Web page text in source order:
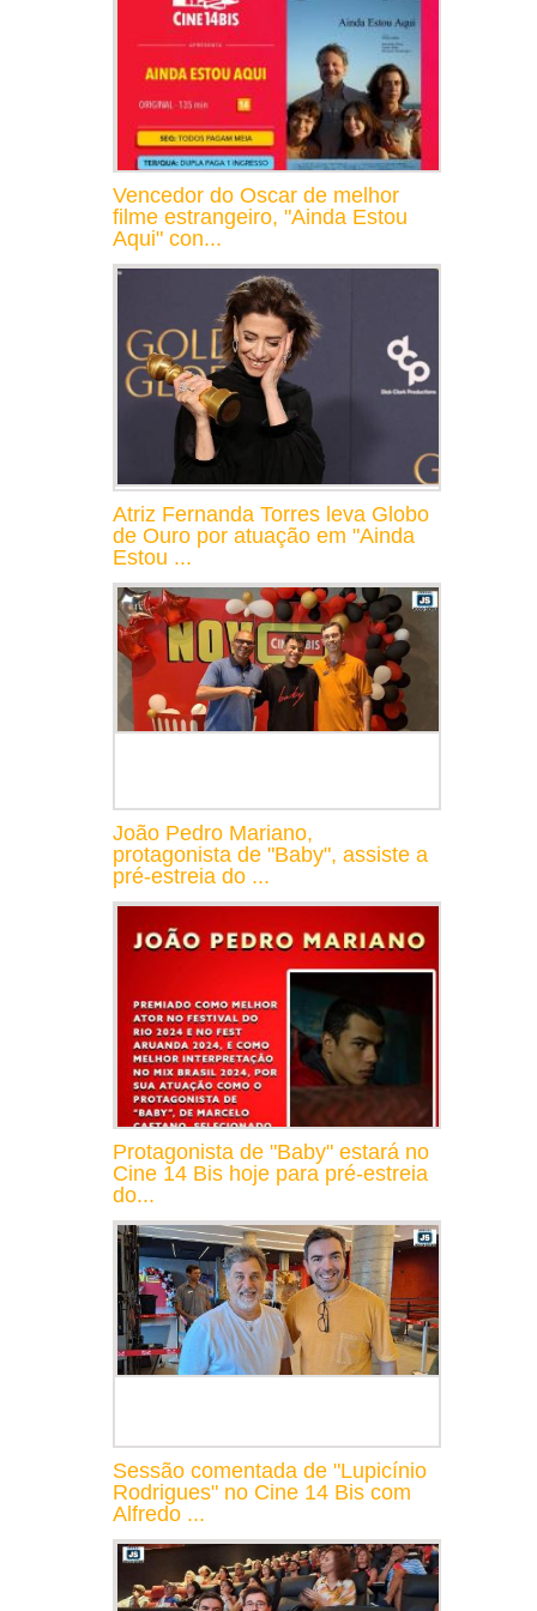
Vencedor do Oscar de melhor
filme estrangeiro, "Ainda Estou
Aqui" con...
Atriz Fernanda Torres leva Globo
de Ouro por atuação em "Ainda
Estou ...
João Pedro Mariano,
protagonista de "Baby", assiste a
pré-estreia do ...
Protagonista de "Baby" estará no
Cine 14 Bis hoje para pré-estreia
do...
Sessão comentada de "Lupicínio
Rodrigues" no Cine 14 Bis com
Alfredo ...